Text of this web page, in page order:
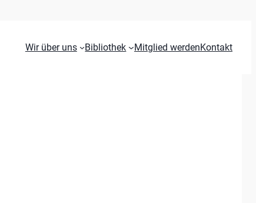
Wir über uns Bibliothek Mitglied werdenKontakt